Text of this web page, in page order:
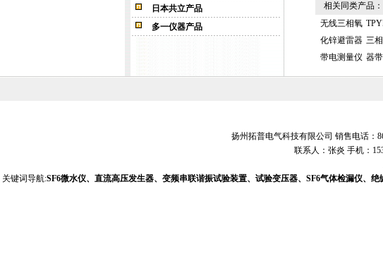
日本共立产品
多一仪器产品
相关同类产品：
无线三相氧
化锌避雷器
带电测量仪
三
器
扬州拓普电气科技有限公司 销售电话：
联系人：张炎 手机：
关键词导航:SF6微水仪、直流高压发生器、变频串联谐振试验装置、试验变压器、SF6气体检漏仪、